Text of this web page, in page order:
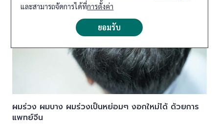
ผมร่วง ผมบาง ผมร่วงเป็นหย่อมๆ งอกใหม่ได้ ด้วยการ
แพทย์จีน
และสามารถจัดการได้ที่การตั้งค่า
ยอมรับ